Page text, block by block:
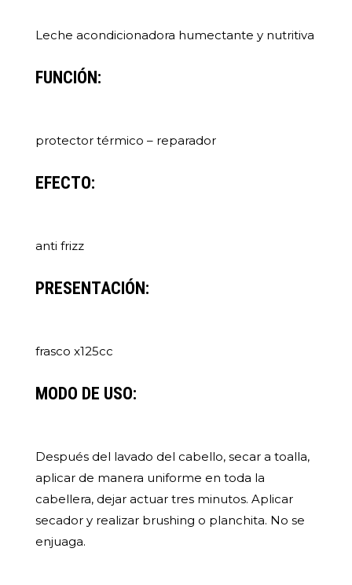
Leche acondicionadora humectante y nutritiva
FUNCIÓN:
protector térmico – reparador
EFECTO:
anti frizz
PRESENTACIÓN:
frasco x125cc
MODO DE USO:
Después del lavado del cabello, secar a toalla,
aplicar de manera uniforme en toda la
cabellera, dejar actuar tres minutos. Aplicar
secador y realizar brushing o planchita. No se
enjuaga.